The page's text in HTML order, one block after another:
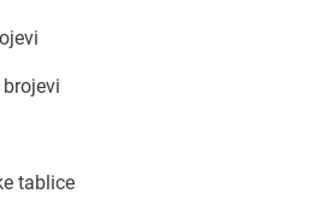
tablice